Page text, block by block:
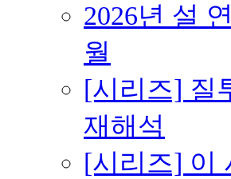
2026년 설
월
[시리즈] 질
재해석
[시리즈] 이